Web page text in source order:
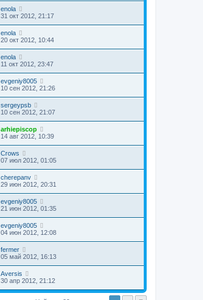
enola
31 окт 2012, 21:17
enola
20 окт 2012, 10:44
enola
11 окт 2012, 23:47
evgeniy8005
10 сен 2012, 21:26
sergeypsb
10 сен 2012, 21:07
arhiepiscop
14 авг 2012, 10:39
Crows
07 июл 2012, 01:05
cherepanv
29 июн 2012, 20:31
evgeniy8005
21 июн 2012, 01:35
evgeniy8005
04 июн 2012, 12:08
fermer
05 май 2012, 16:13
Aversis
30 апр 2012, 21:12